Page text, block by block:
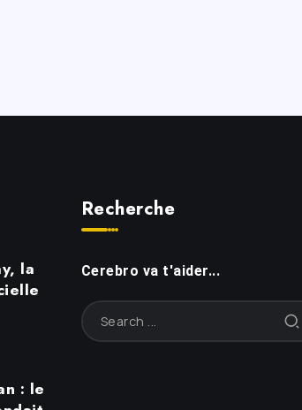
la
: le
Recherche
Cerebro va t'aider...